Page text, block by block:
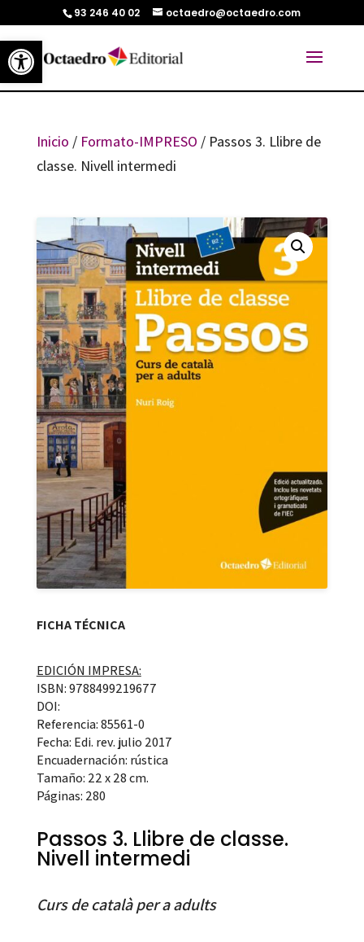
Abrir barra de herramientas
93 246 40 02 octaedro@octaedro.com
Inicio / Formato-IMPRESO / Passos 3. Llibre de
classe. Nivell intermedi
FICHA TÉCNICA
EDICIÓN IMPRESA:
ISBN: 9788499219677
DOI:
Referencia: 85561-0
Fecha: Edi. rev. julio 2017
Encuadernación: rústica
Tamaño: 22 x 28 cm.
Páginas: 280
Passos 3. Llibre de classe.
Nivell intermedi
Curs de català per a adults